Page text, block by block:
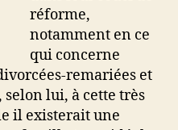
réforme,
notamment en ce
qui concerne
remariées et
lui, à cette très
il existerait une